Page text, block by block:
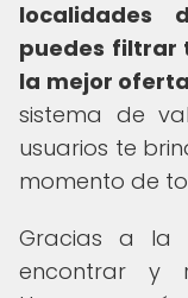
localidades
puedes filtrar
la mejor
sistema de
usuarios te
momento de
Gracias a la
encontrar y